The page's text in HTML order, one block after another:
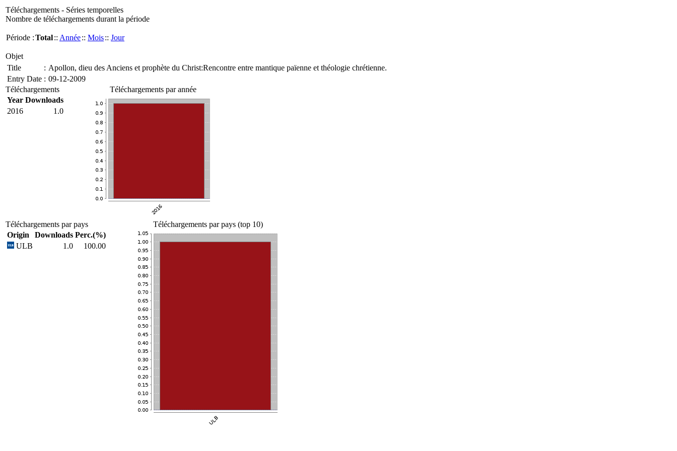
Téléchargements - Séries temporelles
Nombre de téléchargements durant la période
Période :Total:: Année:: Mois:: Jour
Objet
Title
: Apollon, dieu des Anciens et prophète du Christ:Rencontre entre mantique païenne et théologie chrétienne.
Entry Date : 09-12-2009
Téléchargements
Year Downloads
2016
1.0
Téléchargements par année
Téléchargements par pays
Origin
Downloads Perc.(%)
ULB
1.0 100.00
Téléchargements par pays (top 10)